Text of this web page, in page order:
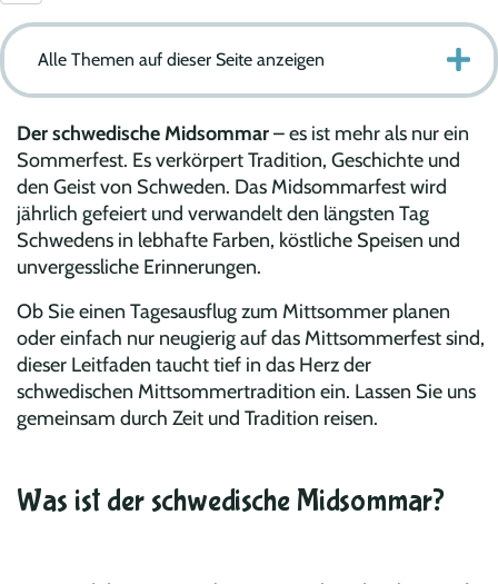
Alle Themen auf dieser Seite anzeigen
Der schwedische Midsommar– es ist mehr als nur ein
Sommerfest. Es verkörpert Tradition, Geschichte und
den Geist von Schweden. Das Midsommarfest wird
jährlich gefeiert und verwandelt den längsten Tag
Schwedens in lebhafte Farben, köstliche Speisen und
unvergessliche Erinnerungen.
Ob Sie einen Tagesausflug zum Mittsommer planen
oder einfach nur neugierig auf das Mittsommerfest sind,
dieser Leitfaden taucht tief in das Herz der
schwedischen Mittsommertradition ein. Lassen Sie uns
gemeinsam durch Zeit und Tradition reisen.
Was ist der schwedische Midsommar?